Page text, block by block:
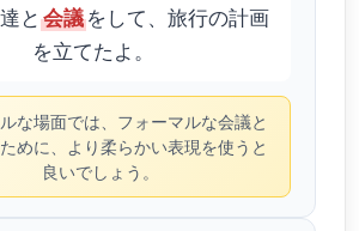
と会議をして、旅行の計画
を立てたよ。
な場面では、フォーマルな会議と
めに、より柔らかい表現を使うと
良いでしょう。